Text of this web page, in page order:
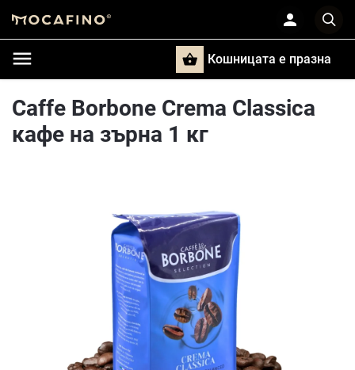
Кошницата e празна
Caffe Borbone Crema Classica
кафе на зърна 1 кг